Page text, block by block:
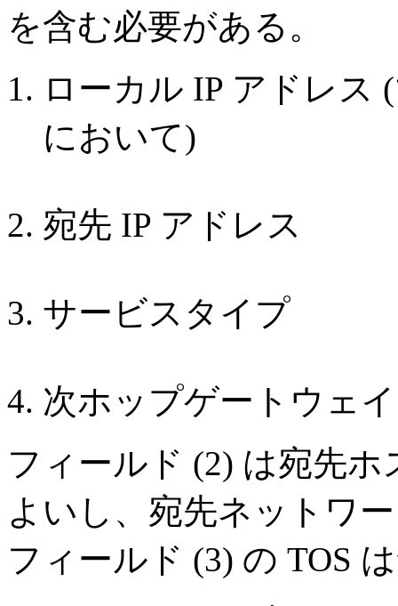
を含む必要がある。
ローカル IP アドレス
において)
宛先 IP アドレス
サービスタイプ
次ホップゲートウェ
フィールド (2) は宛先
よいし、宛先ネットワ
フィールド (3) の TOS